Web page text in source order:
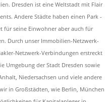
Dresden ist eine Weltstadt mit Flair
Andere Städte haben einen Park -
für seine Einwohner aber auch für
Durch unser Immobilien-Netzwerk-
Netzwerk-Verbindungen erstreckt
Umgebung der Stadt Dresden sowie
Niedersachsen und viele andere
in Großstädten, wie Berlin, München